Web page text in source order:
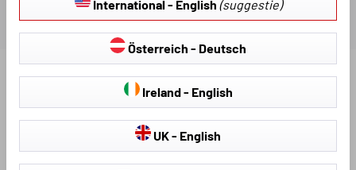
Ontdek meer producten voor uw voertuig:
International - English (suggestie)
Österreich - Deutsch
Ireland - English
UK - English